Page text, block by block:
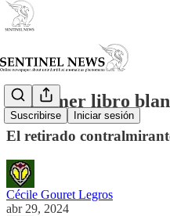
Suscribirse Iniciar sesión
El primer libro
El retirado
Cécile Gouret Legros
abr 29, 2024